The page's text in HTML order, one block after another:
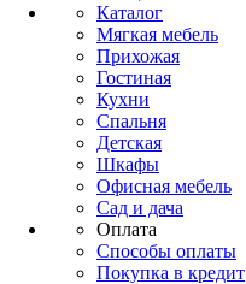
Каталог
Мягкая мебель
Прихожая
Гостиная
Кухни
Спальня
Детская
Шкафы
Офисная мебель
Сад и дача
Оплата
Способы оплаты
Покупка в кредит